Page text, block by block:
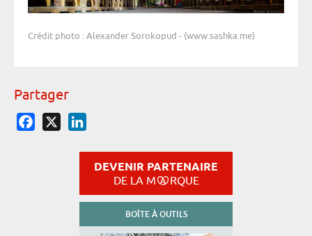
Crédit photo : Alexander Sorokopud - (www.sashka.me)
Partager
Facebook
DEVENIR PARTENAIRE
DE LA M RQUE
BOÎTE À OUTILS